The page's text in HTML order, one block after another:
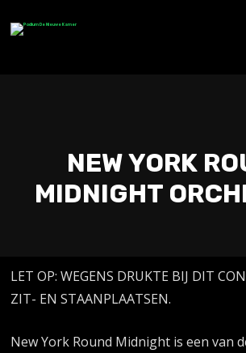
NEW YORK
MIDNIGHT
LET OP: WEGENS DRUKTE BIJ DIT
ZIT- EN STAANPLAATSEN.
New York Round Midnight is een van